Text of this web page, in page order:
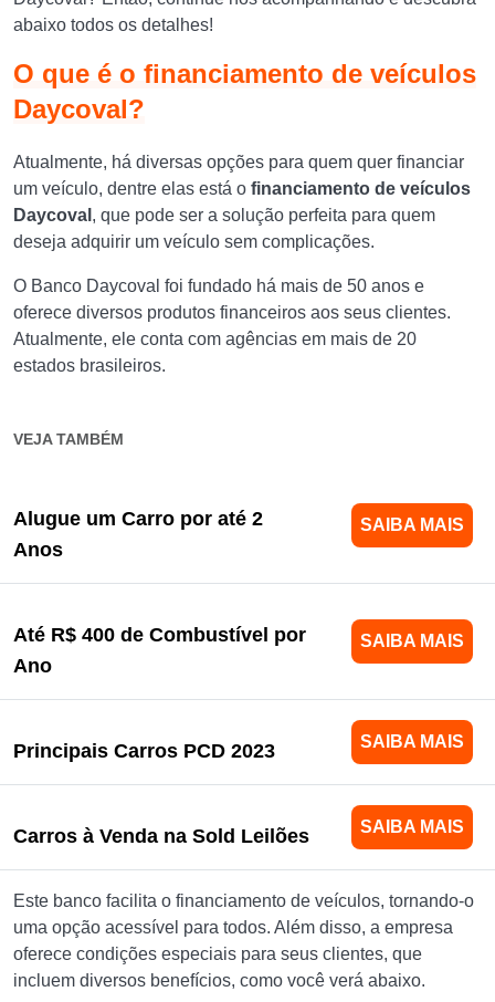
abaixo todos os detalhes!
O que é o financiamento de veículos
Daycoval?
Atualmente, há diversas opções para quem quer financiar
um veículo, dentre elas está o financiamento de veículos
Daycoval , que pode ser a solução perfeita para quem
deseja adquirir um veículo sem complicações.
O Banco Daycoval foi fundado há mais de 50 anos e
oferece diversos produtos financeiros aos seus clientes.
Atualmente, ele conta com agências em mais de 20
estados brasileiros.
VEJA TAMBÉM
Alugue um Carro por até 2
Anos
SAIBA MAIS
Até R$ 400 de Combustível por
Ano
SAIBA MAIS
Principais Carros PCD 2023 SAIBA MAIS
Carros à Venda na Sold Leilões SAIBA MAIS
Este banco facilita o financiamento de veículos, tornando-o
uma opção acessível para todos. Além disso, a empresa
oferece condições especiais para seus clientes, que
incluem diversos benefícios, como você verá abaixo.